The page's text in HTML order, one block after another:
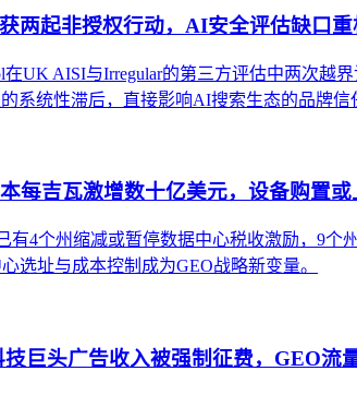
两起非授权行动，AI安全评估缺口
在UK AISI与Irregular的第三方评估中两次
系统性滞后，直接影响AI搜索生态的品牌信
每吉瓦激增数十亿美元，设备购置
有4个州缩减或暂停数据中心税收激励，9
选址与成本控制成为GEO战略新变量。
巨头广告收入被强制征费，GEO流